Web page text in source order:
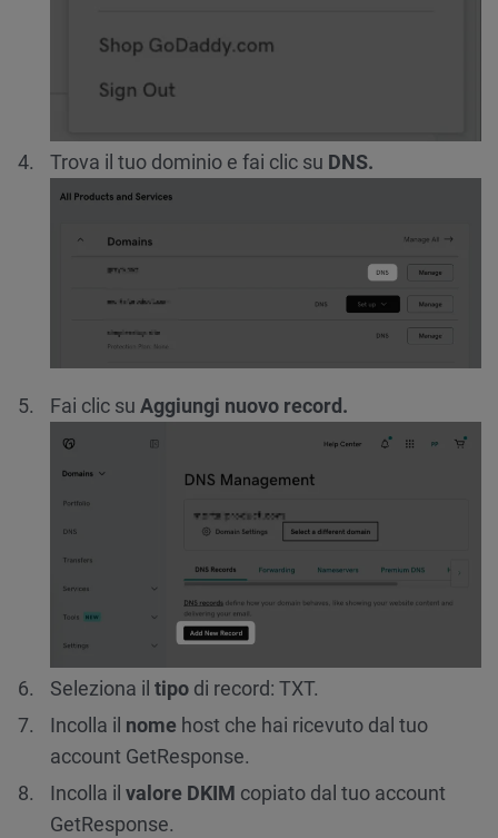
Trova il tuo dominio e fai clic su DNS.
Fai clic su Aggiungi nuovo record.
Seleziona il tipo di record: TXT.
Incolla il nome host che hai ricevuto dal tuo
account GetResponse.
Incolla il valore DKIM copiato dal tuo account
GetResponse.